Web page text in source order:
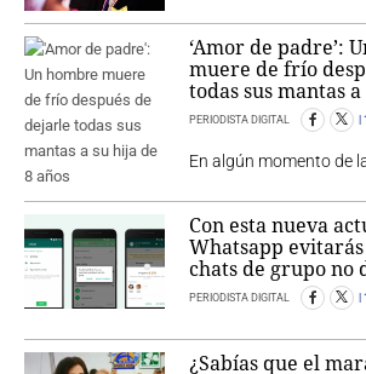
‘Amor de padre’:
muere de frío
todas sus mantas
PERIODISTA DIGITAL
En algún momento de
Con esta nueva
Whatsapp
chats de grupo no
PERIODISTA DIGITAL
¿Sabías que el